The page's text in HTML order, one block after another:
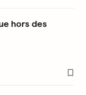
hors des